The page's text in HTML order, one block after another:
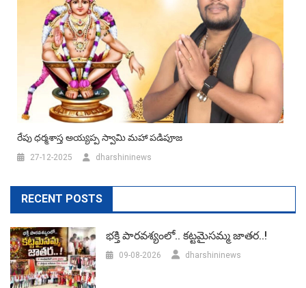
రేపు ధర్మశాస్త అయ్యప్ప స్వామి మహా పడిపూజ
27-12-2025 dharshininews
RECENT POSTS
భక్తి పారవశ్యంలో.. కట్టమైసమ్మ జాతర..!
09-08-2026 dharshininews